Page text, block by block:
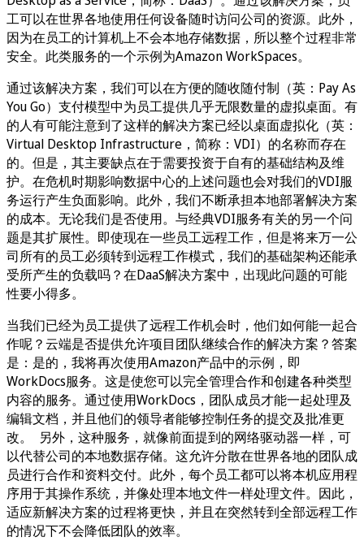
工可以在世界各地使用任何设备随时访问公司的资源。此外，
因为在员工的计算机上不会本地存储数据，所以整个过程非常
安全。此类服务的一个示例为Amazon WorkSpaces。
通过该解决方案，我们可以在方便的随收随付制（英：Pay As
You Go）支付模型中为员工提供几乎无限数量的虚拟桌面。有
的人有可能注意到了这样的解决方案已经以桌面虚拟化（英：
Virtual Desktop Infrastructure，简称：VDI）的名称而存在
的。但是，其主要缺点在于需要投资于自有的基础结构及维
护。在危机时期影响数据中心的上述问题也会对我们的VDI服
务运行产生负面影响。此外，我们不断承担本地部署解决方案
的成本。无论我们是否使用。与经典VDI服务有关的另一个问
题是其扩展性。即使现在一些员工远程工作，但是将来万一公
司所有的员工必须转到远程工作模式，我们的基础架构还能承
受所产生的负载吗？在DaaS解决方案中，出现此问题的可能
性要小得多。
当我们已经为员工提供了远程工作机会时，他们如何能一起合
作呢？云端是否提供允许项目团队继续合作的解决方案？答案
是：是的，我将再次使用Amazon产品中的示例，即
WorkDocs服务。这是使您可以完全管理合作和创建各种类型
内容的服务。通过使用WorkDocs，团队成员才能一起处理及
编辑文档，并且他们的领导者能够控制任务的提交及批准更
改。 另外，这种服务，就像前面提到的网络驱动器一样，可
以代替公司的本地数据存储。这允许分散在世界各地的团队成
员进行合作和资料交付。此外，每个员工都可以将本机应用程
序用于其操作系统，并像处理本地文件一样处理文件。因此，
适应新解决方案的过程将更快，并且在突然转到全部远程工作
的情况下不会降低团队的效率。